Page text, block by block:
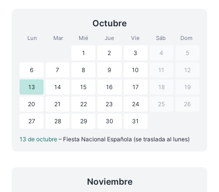
Octubre
Lun Mar Mié Jue Vie Sáb Dom
1 2 3 4 5
6 7 8 9 10 11 12
13 14 15 16 17 18 19
20 21 22 23 24 25 26
27 28 29 30 31
13 de octubre – Fiesta Nacional Española (se traslada al lunes)
Noviembre